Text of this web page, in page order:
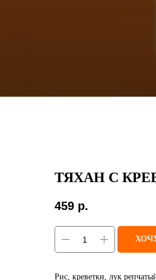
ТЯХАН С
459 р.
Рис, креветки, лук